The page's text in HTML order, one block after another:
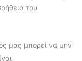
του
μας μπορεί να μην